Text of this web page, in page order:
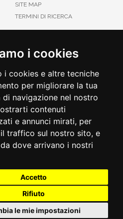
i cookies
i cookies e altre tecniche
per migliorare la tua
di navigazione nel nostro
contenuti
e annunci mirati, per
traffico sul nostro sito, e
dove arrivano i nostri
Accetto
Rifiuto
le mie impostazioni
SITE MAP
TERMINI DI RICERCA
PAYPAL
CONTRASSEGNO
sui cookie
la riproduzione anche parziali. Prezzi e
salvo errori o omissioni
Schiavello - Sviluppatore Software Biella